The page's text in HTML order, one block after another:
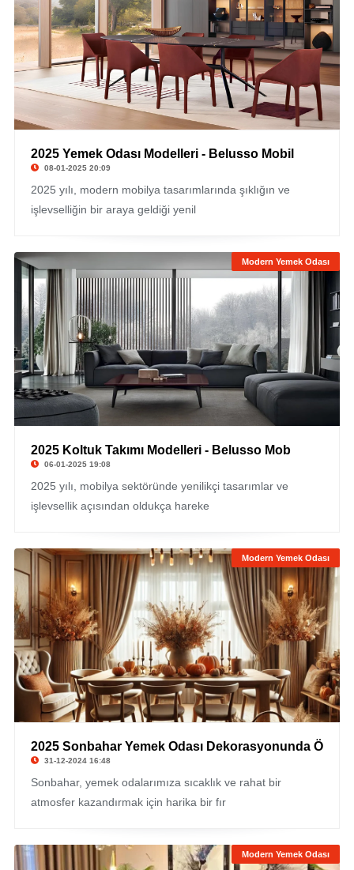
2025 Yemek Odası Modelleri - Belusso Mobil
08-01-2025 20:09
2025 yılı, modern mobilya tasarımlarında şıklığın ve
işlevselliğin bir araya geldiği yenil
Modern Yemek Odası
2025 Koltuk Takımı Modelleri - Belusso Mob
06-01-2025 19:08
2025 yılı, mobilya sektöründe yenilikçi tasarımlar ve
işlevsellik açısından oldukça hareke
Modern Yemek Odası
2025 Sonbahar Yemek Odası Dekorasyonunda Ö
31-12-2024 16:48
Sonbahar, yemek odalarımıza sıcaklık ve rahat bir
atmosfer kazandırmak için harika bir fır
Modern Yemek Odası